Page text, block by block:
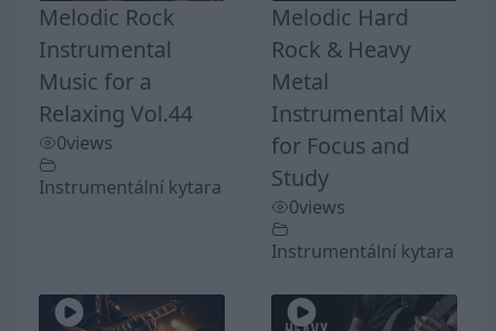
Melodic Rock
Instrumental
Music for a
Relaxing Vol.44
0views
Instrumentální kytara
Melodic Hard
Rock & Heavy
Metal
Instrumental Mix
for Focus and
Study
0views
Instrumentální kytara